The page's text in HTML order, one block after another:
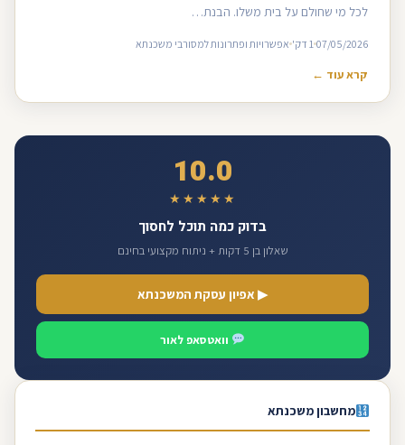
לכל מי שחולם על בית משלו. הבנת…
07/05/2026 1 דק' אפשרויות ופתרונות למסורבי משכנתא
קרא עוד ←
10.0
★★★★★
בדוק כמה תוכל לחסוך
שאלון בן 5 דקות + ניתוח מקצועי בחינם
▶ אפיון עסקת המשכנתא
וואטסאפ לאור
מחשבון משכנתא